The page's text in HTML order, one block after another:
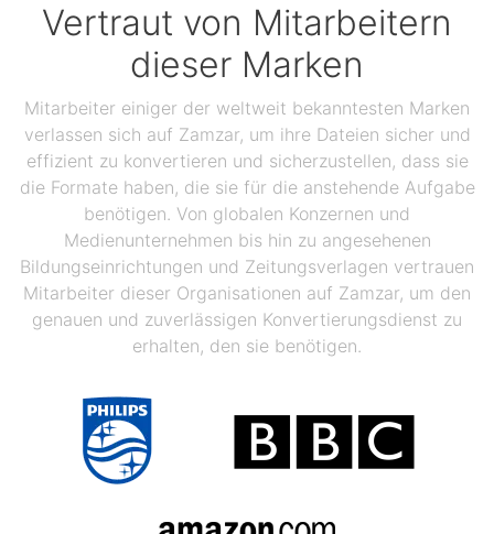
Vertraut von Mitarbeitern
dieser Marken
Mitarbeiter einiger der weltweit bekanntesten Marken
verlassen sich auf Zamzar, um ihre Dateien sicher und
effizient zu konvertieren und sicherzustellen, dass sie
die Formate haben, die sie für die anstehende Aufgabe
benötigen. Von globalen Konzernen und
Medienunternehmen bis hin zu angesehenen
Bildungseinrichtungen und Zeitungsverlagen vertrauen
Mitarbeiter dieser Organisationen auf Zamzar, um den
genauen und zuverlässigen Konvertierungsdienst zu
erhalten, den sie benötigen.